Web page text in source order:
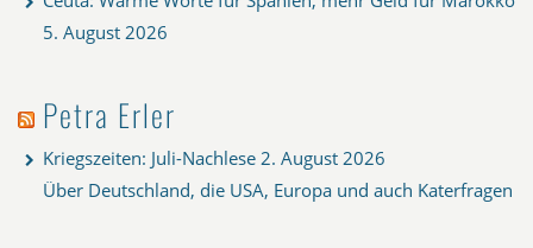
5. August 2026
Petra Erler
Kriegszeiten: Juli-Nachlese 2. August 2026
Über Deutschland, die USA, Europa und auch Katerfragen